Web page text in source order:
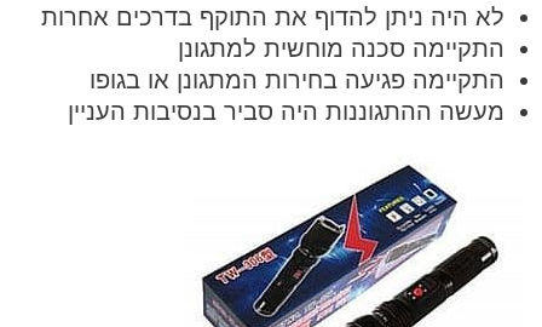
לא היה ניתן להדוף את התוקף בדרכים אחרות
התקיימה סכנה מוחשית למתגונן
התקיימה פגיעה בחירות המתגונן או בגופו
מעשה ההתגוננות היה סביר בנסיבות העניין